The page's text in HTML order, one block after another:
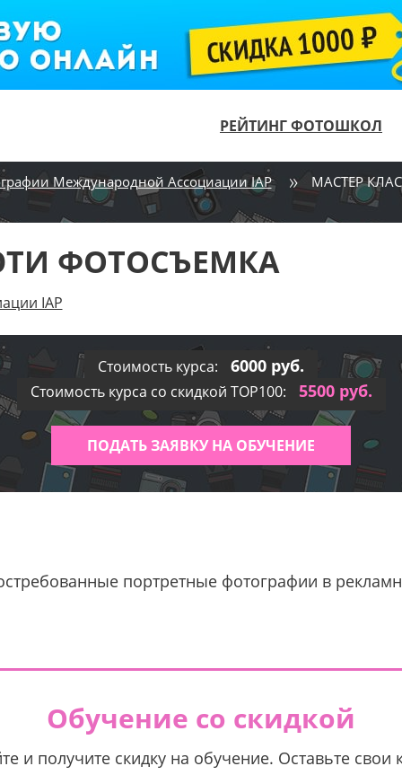
РЕЙТИНГ ФОТОШКОЛ
Международной Ассоциации IAP МАСТЕР
ФОТОСЪЕМКА
IAP
Стоимость курса: 6000 руб.
Стоимость курса со скидкой TOP100: 5500 руб.
ПОДАТЬ ЗАЯВКУ НА ОБУЧЕНИЕ
портретные фотографии в
Обучение со скидкой
и получите скидку на обучение. Оставьте